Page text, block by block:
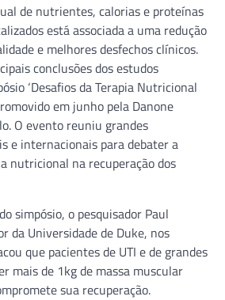
de nutrientes, calorias e proteínas
está associada a uma redução
e melhores desfechos clínicos.
conclusões dos estudos
‘Desafios da Terapia Nutricional
em junho pela Danone
O evento reuniu grandes
e internacionais para debater a
nutricional na recuperação dos
simpósio, o pesquisador Paul
da Universidade de Duke, nos
que pacientes de UTI e de grandes
mais de 1kg de massa muscular
sua recuperação.